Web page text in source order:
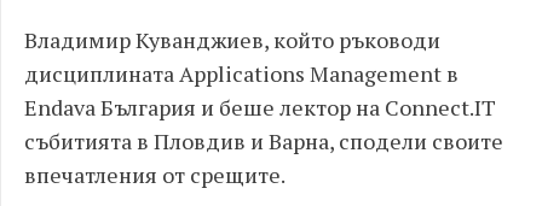
Владимир Куванджиев, който ръководи
дисциплината Applications Management в
Endava България и беше лектор на Connect.IT
събитията в Пловдив и Варна, сподели своите
впечатления от срещите.